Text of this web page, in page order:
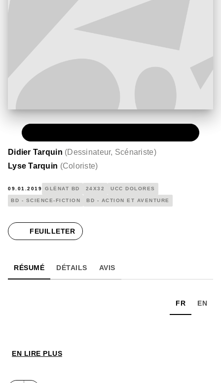
Didier Tarquin (Dessinateur, Scénariste)
Lyse Tarquin (Coloriste)
09.01.2019 GLÉNAT BD 24X32 UCC DOLORES
BD - SCIENCE-FICTION BD - ACTION ET AVENTURE
FEUILLETER
RÉSUMÉ DÉTAILS AVIS
FR EN
EN LIRE PLUS